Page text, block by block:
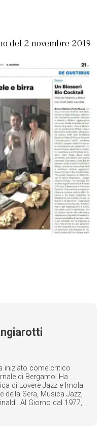
del 2 novembre 2019
iniziato come critico
di Bergamo. Ha
di Lovere Jazz e Imola
della Sera, Musica Jazz,
Al Giorno dal 1977,